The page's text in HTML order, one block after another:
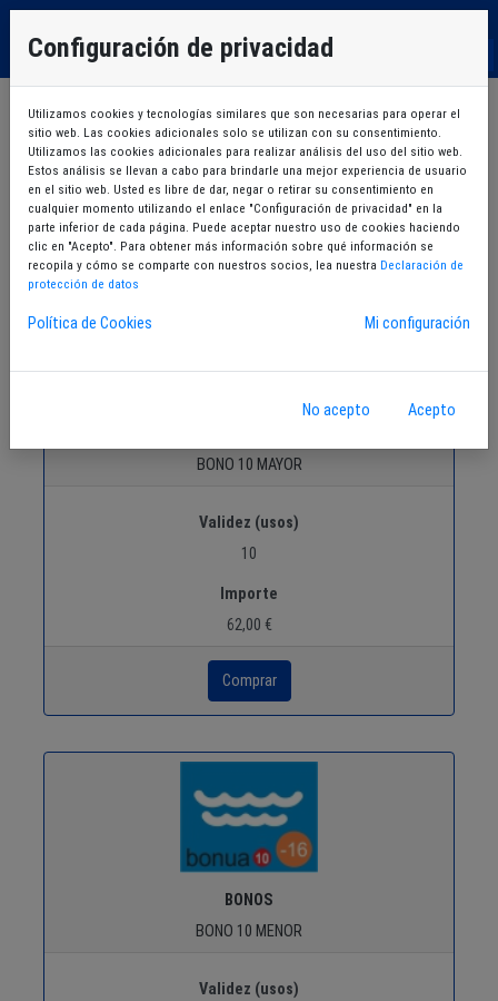
Lista de productos
Grupo de productos
ENTRADAS BONOS
BONO 10 MAYOR
Validez (usos)
10
Importe
62,00 €
BONOS
BONO 10 MENOR
Validez (usos)
Configuración de privacidad
Utilizamos cookies y tecnologías similares que son necesarias para operar el
sitio web. Las cookies adicionales solo se utilizan con su consentimiento.
Utilizamos las cookies adicionales para realizar análisis del uso del sitio web.
Estos análisis se llevan a cabo para brindarle una mejor experiencia de usuario
en el sitio web. Usted es libre de dar, negar o retirar su consentimiento en
cualquier momento utilizando el enlace "Configuración de privacidad" en la
parte inferior de cada página. Puede aceptar nuestro uso de cookies haciendo
clic en "Acepto". Para obtener más información sobre qué información se
recopila y cómo se comparte con nuestros socios, lea nuestra Declaración de
protección de datos
Política de Cookies Mi configuración
No acepto Acepto